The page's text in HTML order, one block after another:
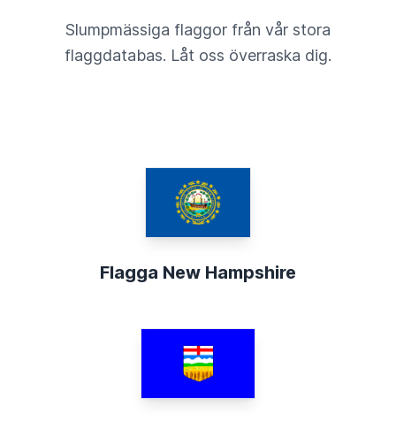
Slumpmässiga flaggor från vår stora
flaggdatabas. Låt oss överraska dig.
Flagga New Hampshire